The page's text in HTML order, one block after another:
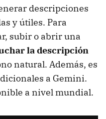
descripciones
y útiles. Para
subir o abrir una
la descripción
natural. Además, es
a Gemini.
a nivel mundial.